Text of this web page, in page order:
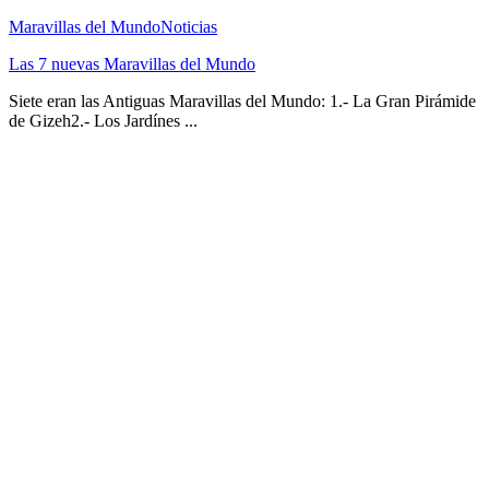
Maravillas del MundoNoticias
Las 7 nuevas Maravillas del Mundo
Siete eran las Antiguas Maravillas del Mundo: 1.- La Gran Pirámide
de Gizeh2.- Los Jardínes ...